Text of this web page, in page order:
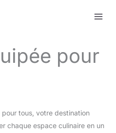
pour
pour tous, votre destination
chaque espace culinaire en un